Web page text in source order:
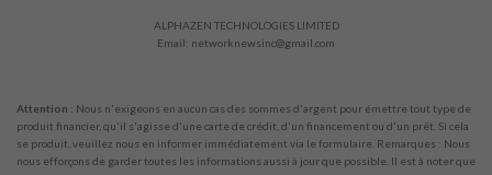
ALPHAZEN TECHNOLOGIES LIMITED
Email: networknewsinc@gmail.com
Attention : Nous n'exigeons en aucun cas des sommes d'argent pour émettre tout type de
produit financier, qu'il s'agisse d'une carte de crédit, d'un financement ou d'un prêt. Si cela
se produit, veuillez nous en informer immédiatement via le formulaire. Remarques : Nous
nous efforçons de garder toutes les informations aussi à jour que possible. Il est à noter que